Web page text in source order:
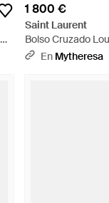
1 800 €
Saint Laurent
Bolso Cruzado
Negro
En Mytheresa